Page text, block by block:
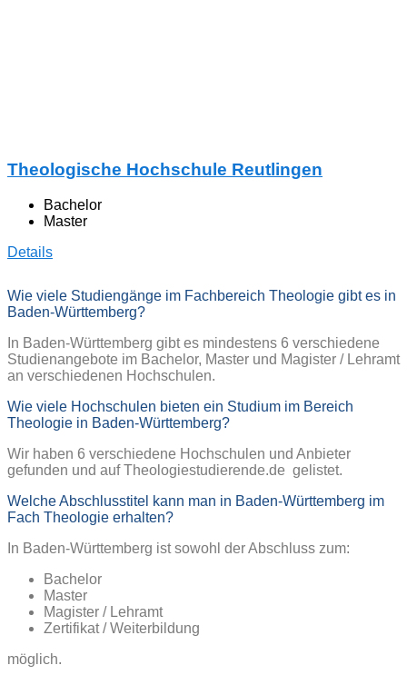
Theologische Hochschule Reutlingen
Bachelor
Master
Details
Wie viele Studiengänge im Fachbereich Theologie gibt es in
Baden-Württemberg?
In Baden-Württemberg gibt es mindestens 6 verschiedene
Studienangebote im Bachelor, Master und Magister / Lehramt
an verschiedenen Hochschulen.
Wie viele Hochschulen bieten ein Studium im Bereich
Theologie in Baden-Württemberg?
Wir haben 6 verschiedene Hochschulen und Anbieter
gefunden und auf Theologiestudierende.de gelistet.
Welche Abschlusstitel kann man in Baden-Württemberg im
Fach Theologie erhalten?
In Baden-Württemberg ist sowohl der Abschluss zum:
Bachelor
Master
Magister / Lehramt
Zertifikat / Weiterbildung
möglich.